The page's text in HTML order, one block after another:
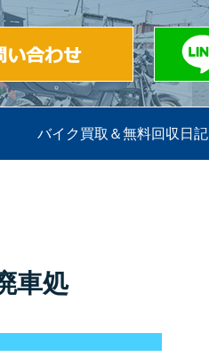
バイク買取＆無料回収日記
車処